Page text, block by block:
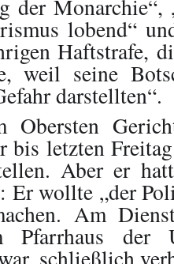
der
lobend“
Haftstrafe,
weil seine
darstellten“.
Obersten
bis letzten
Aber er
wollte „der
Am
Pfarrhaus der